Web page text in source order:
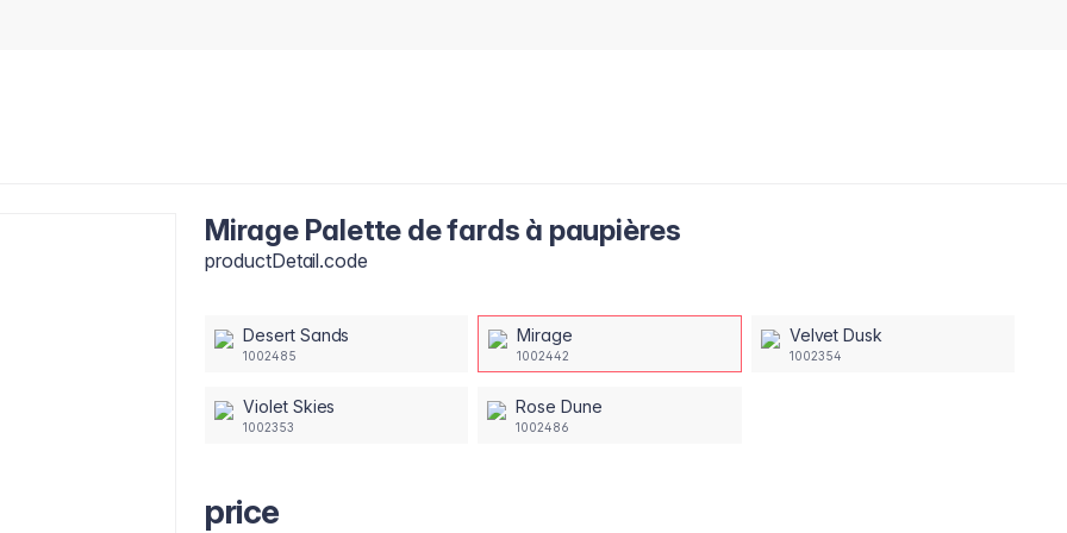
Mirage Palette de fards à paupières
productDetail.code
Desert Sands
1002485
Mirage
1002442
Velvet Dusk
1002354
Violet Skies
1002353
Rose Dune
1002486
price